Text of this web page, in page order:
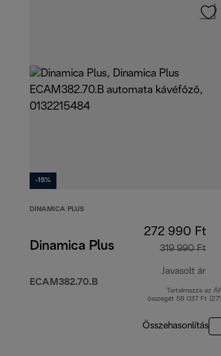
ár 219 990 Ft
-15%
DINAMICA PLUS
Dinamica Plus
ECAM382.70.B
272 990 Ft
319 990 Ft
Javasolt ár
Tartalmazza az
összegét 58 037 Ft
Összehasonlítás